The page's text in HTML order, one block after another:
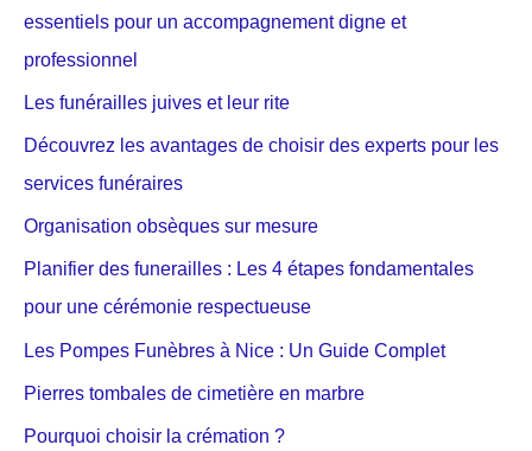
essentiels pour un accompagnement digne et
professionnel
Les funérailles juives et leur rite
Découvrez les avantages de choisir des experts pour les
services funéraires
Organisation obsèques sur mesure
Planifier des funerailles : Les 4 étapes fondamentales
pour une cérémonie respectueuse
Les Pompes Funèbres à Nice : Un Guide Complet
Pierres tombales de cimetière en marbre
Pourquoi choisir la crémation ?